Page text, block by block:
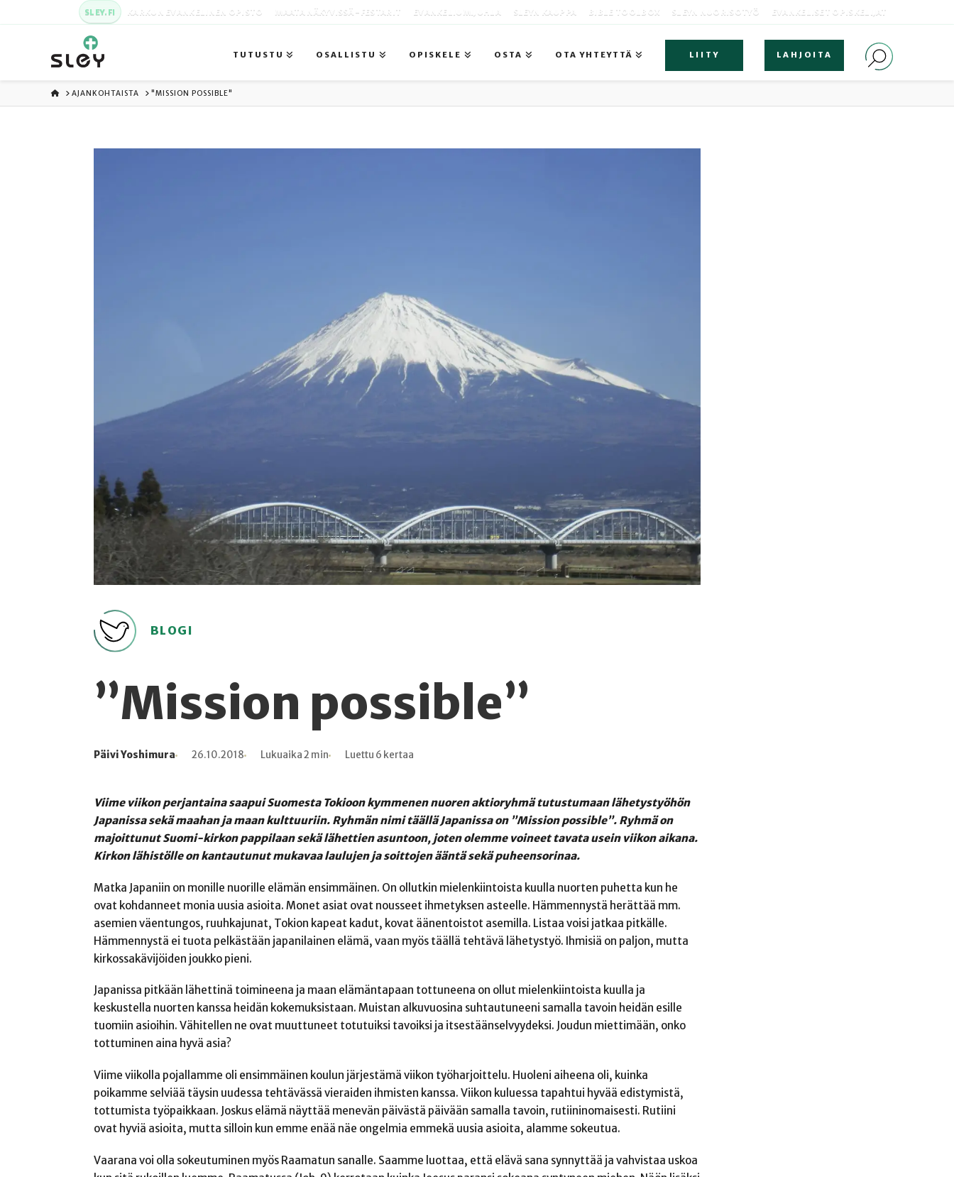
SLEY.FI KARKUN EVANKELINEN OPISTO MAATA NÄKYVISSÄ -FESTARIT EVANKELIUMIJUHLA SLEYN KAUPPA BIBLE TOOLBOX SLEYN NUORISOTYÖ EVANKELISET OPISKELIJAT
TUTUSTU OSALLISTU OPISKELE OSTA OTA YHTEYTTÄ LIITY LAHJOITA
ETUSIVU
AJANKOHTAISTA "MISSION POSSIBLE"
BLOGI
”Mission possible”
Kirjoittaja
Päivi Yoshimura
Julkaistu 26.10.2018
Lukuaika Lukuaika 2 min
Lukukertoja Luettu 6 kertaa
Viime viikon perjantaina saapui Suomesta Tokioon kymmenen nuoren aktioryhmä tutustumaan lähetystyöhön
Japanissa sekä maahan ja maan kulttuuriin. Ryhmän nimi täällä Japanissa on ”Mission possible”. Ryhmä on
majoittunut Suomi-kirkon pappilaan sekä lähettien asuntoon, joten olemme voineet tavata usein viikon aikana.
Kirkon lähistölle on kantautunut mukavaa laulujen ja soittojen ääntä sekä puheensorinaa.
Matka Japaniin on monille nuorille elämän ensimmäinen. On ollutkin mielenkiintoista kuulla nuorten puhetta kun he
ovat kohdanneet monia uusia asioita. Monet asiat ovat nousseet ihmetyksen asteelle. Hämmennystä herättää mm.
asemien väentungos, ruuhkajunat, Tokion kapeat kadut, kovat äänentoistot asemilla. Listaa voisi jatkaa pitkälle.
Hämmennystä ei tuota pelkästään japanilainen elämä, vaan myös täällä tehtävä lähetystyö. Ihmisiä on paljon, mutta
kirkossakävijöiden joukko pieni.
Japanissa pitkään lähettinä toimineena ja maan elämäntapaan tottuneena on ollut mielenkiintoista kuulla ja
keskustella nuorten kanssa heidän kokemuksistaan. Muistan alkuvuosina suhtautuneeni samalla tavoin heidän esille
tuomiin asioihin. Vähitellen ne ovat muuttuneet totutuiksi tavoiksi ja itsestäänselvyydeksi. Joudun miettimään, onko
tottuminen aina hyvä asia?
Viime viikolla pojallamme oli ensimmäinen koulun järjestämä viikon työharjoittelu. Huoleni aiheena oli, kuinka
poikamme selviää täysin uudessa tehtävässä vieraiden ihmisten kanssa. Viikon kuluessa tapahtui hyvää edistymistä,
tottumista työpaikkaan. Joskus elämä näyttää menevän päivästä päivään samalla tavoin, rutiininomaisesti. Rutiini
ovat hyviä asioita, mutta silloin kun emme enää näe ongelmia emmekä uusia asioita, alamme sokeutua.
Vaarana voi olla sokeutuminen myös Raamatun sanalle. Saamme luottaa, että elävä sana synnyttää ja vahvistaa uskoa